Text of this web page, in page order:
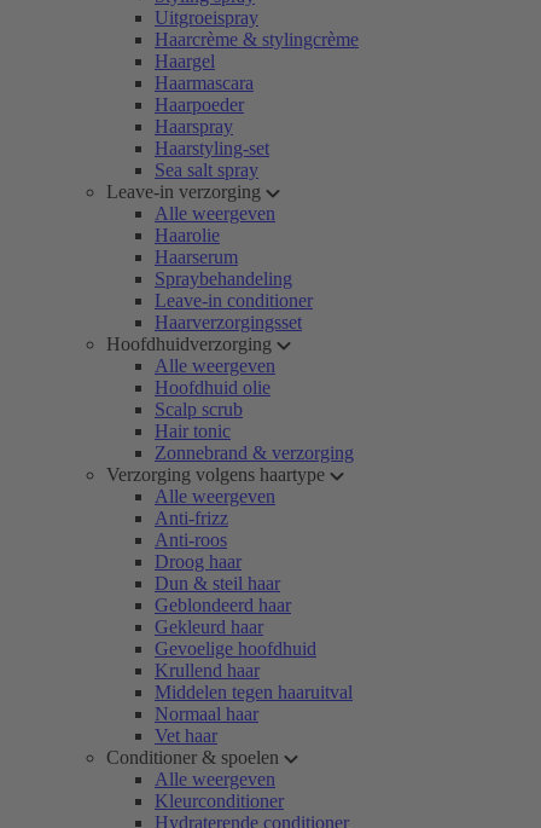
Uitgroeispray
Haarcrème & stylingcrème
Haargel
Haarmascara
Haarpoeder
Haarspray
Haarstyling-set
Sea salt spray
Leave-in verzorging
Alle weergeven
Haarolie
Haarserum
Spraybehandeling
Leave-in conditioner
Haarverzorgingsset
Hoofdhuidverzorging
Alle weergeven
Hoofdhuid olie
Scalp scrub
Hair tonic
Zonnebrand & verzorging
Verzorging volgens haartype
Alle weergeven
Anti-frizz
Anti-roos
Droog haar
Dun & steil haar
Geblondeerd haar
Gekleurd haar
Gevoelige hoofdhuid
Krullend haar
Middelen tegen haaruitval
Normaal haar
Vet haar
Conditioner & spoelen
Alle weergeven
Kleurconditioner
Hydraterende conditioner